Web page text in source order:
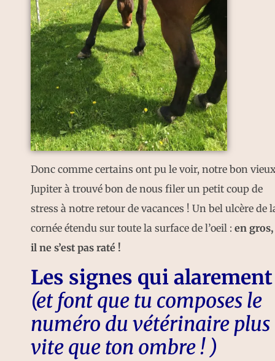
Donc comme certains ont pu le voir, notre bon
Jupiter à trouvé bon de nous filer un petit coup de
stress à notre retour de vacances ! Un bel ulcère de
cornée étendu sur toute la surface de l’oeil : en gros,
il ne s’est pas raté !
Les signes qui alarement
(et font que tu composes le
numéro du vétérinaire plus
vite que ton ombre ! )